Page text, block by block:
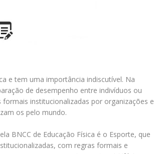
e tem uma importância indiscutível. Na
de desempenho entre indivíduos ou
institucionalizadas por organizações e
os pelo mundo.
BNCC de Educação Física é o Esporte, que
com regras formais e